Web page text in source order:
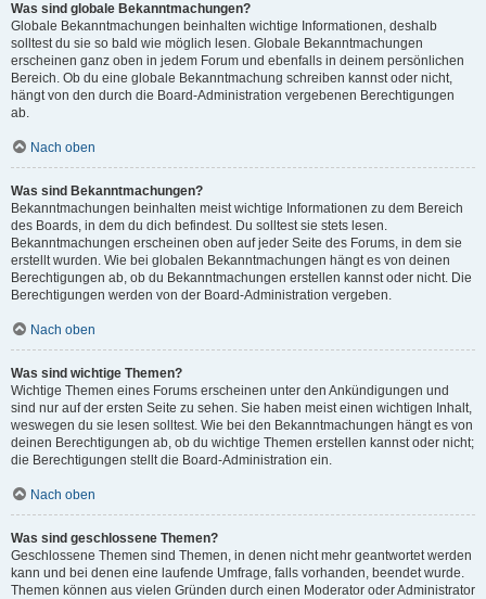
Was sind globale Bekanntmachungen?
Globale Bekanntmachungen beinhalten wichtige Informationen, deshalb
solltest du sie so bald wie möglich lesen. Globale Bekanntmachungen
erscheinen ganz oben in jedem Forum und ebenfalls in deinem persönlichen
Bereich. Ob du eine globale Bekanntmachung schreiben kannst oder nicht,
hängt von den durch die Board-Administration vergebenen Berechtigungen
ab.
Nach oben
Was sind Bekanntmachungen?
Bekanntmachungen beinhalten meist wichtige Informationen zu dem Bereich
des Boards, in dem du dich befindest. Du solltest sie stets lesen.
Bekanntmachungen erscheinen oben auf jeder Seite des Forums, in dem sie
erstellt wurden. Wie bei globalen Bekanntmachungen hängt es von deinen
Berechtigungen ab, ob du Bekanntmachungen erstellen kannst oder nicht. Die
Berechtigungen werden von der Board-Administration vergeben.
Nach oben
Was sind wichtige Themen?
Wichtige Themen eines Forums erscheinen unter den Ankündigungen und
sind nur auf der ersten Seite zu sehen. Sie haben meist einen wichtigen Inhalt,
weswegen du sie lesen solltest. Wie bei den Bekanntmachungen hängt es von
deinen Berechtigungen ab, ob du wichtige Themen erstellen kannst oder nicht;
die Berechtigungen stellt die Board-Administration ein.
Nach oben
Was sind geschlossene Themen?
Geschlossene Themen sind Themen, in denen nicht mehr geantwortet werden
kann und bei denen eine laufende Umfrage, falls vorhanden, beendet wurde.
Themen können aus vielen Gründen durch einen Moderator oder Administrator